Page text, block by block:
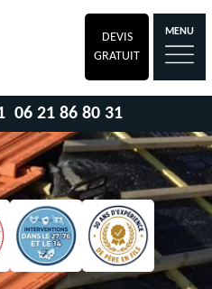
DEVIS
GRATUIT
MENU
06 21 86 80 31